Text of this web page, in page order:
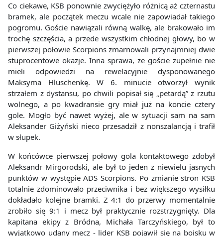
Co ciekawe, KSB ponownie zwyciężyło różnicą aż czternastu
bramek, ale początek meczu wcale nie zapowiadał takiego
pogromu. Goście nawiązali równą walkę, ale brakowało im
trochę szczęścia, a przede wszystkim chłodnej głowy, bo w
pierwszej połowie Scorpions zmarnowali przynajmniej dwie
stuprocentowe okazje. Inna sprawa, że goście zupełnie nie
mieli odpowiedzi na rewelacyjnie dysponowanego
Maksyma Hluschenkę. W 6. minucie otworzył wynik
strzałem z dystansu, po chwili popisał się „petardą” z rzutu
wolnego, a po kwadransie gry miał już na koncie cztery
gole. Mogło być nawet wyżej, ale w sytuacji sam na sam
Aleksander Giżyński nieco przesadził z nonszalancją i trafił
w słupek.
W końcówce pierwszej połowy gola kontaktowego zdobył
Aleksandr Mirgorodski, ale był to jeden z niewielu jasnych
punktów w występie ADS Scorpions. Po zmianie stron KSB
totalnie zdominowało przeciwnika i bez większego wysiłku
dokładało kolejne bramki. Z 4:1 do przerwy momentalnie
zrobiło się 9:1 i mecz był praktycznie rozstrzygnięty. Dla
kapitana ekipy z Bródna, Michała Tarczyńskiego, był to
wyjątkowo udany mecz - lider KSB pojawił się na boisku w